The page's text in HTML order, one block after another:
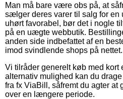
Man må bare være obs på, at
sælger deres varer til salg for en
uhørt favorabel, bør det i nogle
på en uægte webbutik.
anden side indbefattet af en
imod svindlende shops på nettet.
Vi tilråder generelt køb med kort
alternativ mulighed kan du
fra fx ViaBill, såfremt du agter at
over en længere periode.